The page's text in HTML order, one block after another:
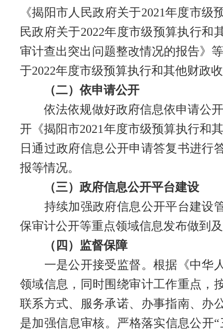
《揭阳市人民政府关于2021年度市
民政府关于2022年度市级预算执行和
审计查出突出问题整改情况的报告》
于2022年度市级预算执行和其他财政
（二）依申请公开
依法依规做好政府信息依申请公开
开《揭阳市2021年度市级预算执行和
日通过政府信息公开申请答复书进行
报等情况。
（三）政府信息公开平台建设
持续加强政府信息公开平台建设管
保审计公开等重点领域信息发布做到
（四）监督保障
一是公开接受监督。根据《中华人
领域信息，同时围绕审计工作重点，
联系方式、服务承诺、办事指南、办
是加强信息审核。严格落实信息公开